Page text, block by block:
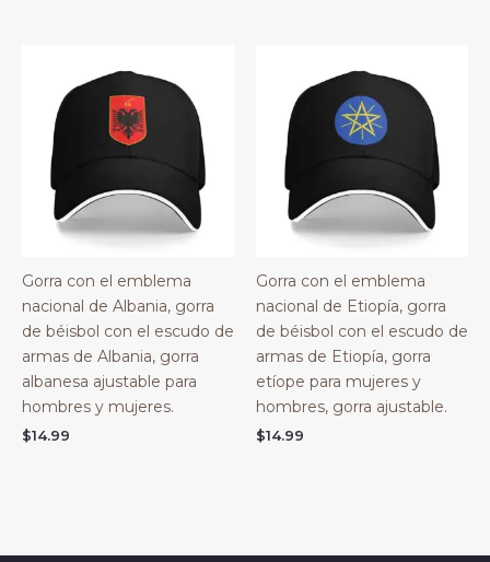
Gorra con el emblema
nacional de Albania, gorra
de béisbol con el escudo de
armas de Albania, gorra
albanesa ajustable para
hombres y mujeres.
$14.99
Gorra con el emblema
nacional de Etiopía, gorra
de béisbol con el escudo de
armas de Etiopía, gorra
etíope para mujeres y
hombres, gorra ajustable.
$14.99